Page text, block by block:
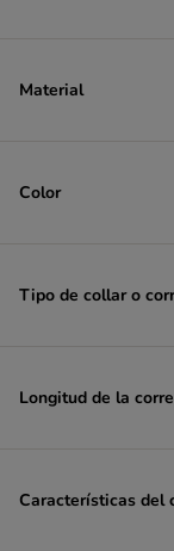
Material
Color
Tipo de collar o
Longitud de la
Características del